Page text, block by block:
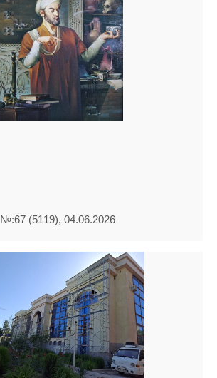
№:67 (5119), 04.06.2026